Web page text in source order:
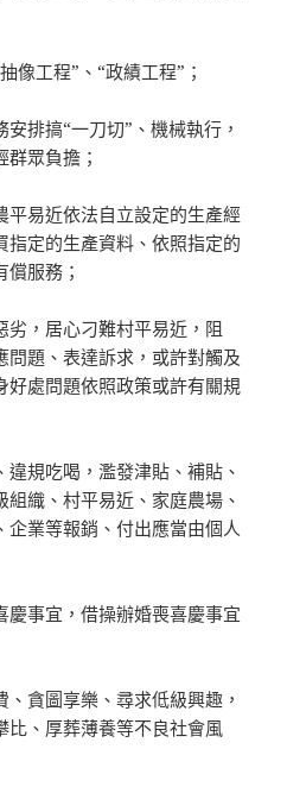
像工程”、“政績工程”；
安排搞“一刀切”、機械執行，
眾負擔；
平易近依法自立設定的生產經
指定的生產資料、依照指定的
服務；
劣，居心刁難村平易近，阻
問題、表達訴求，或許對觸及
好處問題依照政策或許有關規
違規吃喝，濫發津貼、補貼、
織、村平易近、家庭農場、
企業等報銷、付出應當由個人
慶事宜，借操辦婚喪喜慶事宜
、貪圖享樂、尋求低級興趣，
比、厚葬薄養等不良社會風